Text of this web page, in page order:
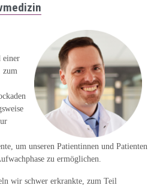
einer
zum
um unseren Patientinnen und Patienten
zu ermöglichen.
wir schwer erkrankte, zum Teil